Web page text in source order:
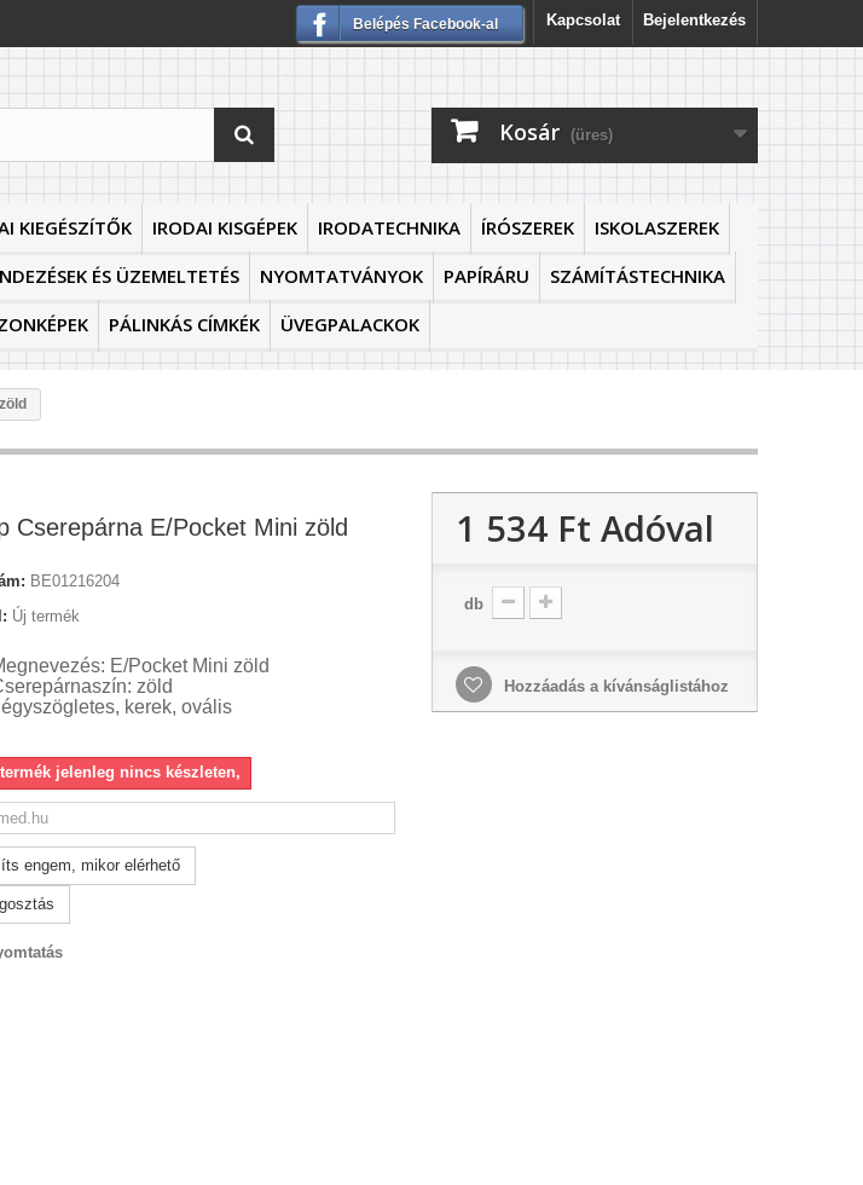
Bejelentkezés
Kapcsolat
Belépés Facebook-al
Kosár (üres)
KIEGÉSZÍTŐK IRODAI KISGÉPEK IRODATECHNIKA ÍRÓSZEREK
ISKOLASZEREK
ÉS ÜZEMELTETÉS NYOMTATVÁNYOK PAPÍRÁRU
SZÁMÍTÁSTECHNIKA
PÁLINKÁS CÍMKÉK ÜVEGPALACKOK
Cserepárna E/Pocket Mini zöld
BE01216204
Új termék
E/Pocket Mini zöld
zöld
kerek, ovális
jelenleg nincs készleten,
engem, mikor elérhető
1 534 Ft‎ Adóval
db
Hozzáadás a kívánságlistához